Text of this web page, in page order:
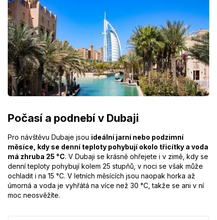
Počasí a podnebí v Dubaji
Pro návštěvu Dubaje jsou ideální jarní nebo podzimní
měsíce, kdy se denní teploty pohybují okolo třicítky a voda
má zhruba 25 °C. V Dubaji se krásně ohřejete i v zimě, kdy se
denní teploty pohybují kolem 25 stupňů, v noci se však může
ochladit i na 15 °C. V letních měsících jsou naopak horka až
úmorná a voda je vyhřátá na více než 30 °C, takže se ani v ní
moc neosvěžíte.